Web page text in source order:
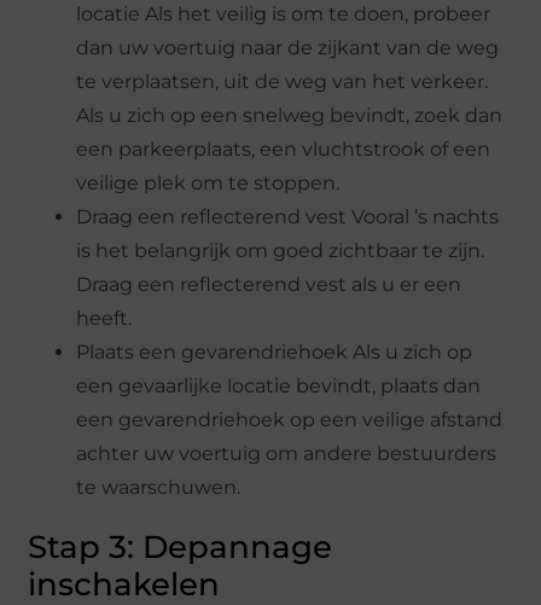
locatie Als het veilig is om te doen, probeer
dan uw voertuig naar de zijkant van de weg
te verplaatsen, uit de weg van het verkeer.
Als u zich op een snelweg bevindt, zoek dan
een parkeerplaats, een vluchtstrook of een
veilige plek om te stoppen.
Draag een reflecterend vest Vooral ’s nachts
is het belangrijk om goed zichtbaar te zijn.
Draag een reflecterend vest als u er een
heeft.
Plaats een gevarendriehoek Als u zich op
een gevaarlijke locatie bevindt, plaats dan
een gevarendriehoek op een veilige afstand
achter uw voertuig om andere bestuurders
te waarschuwen.
Stap 3: Depannage
inschakelen